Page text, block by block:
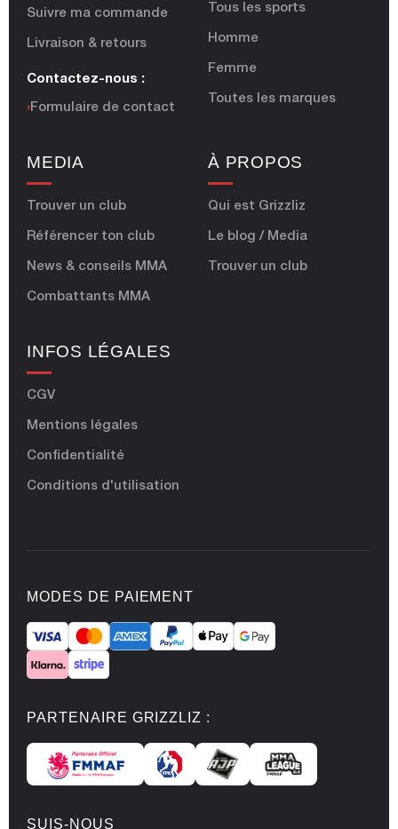
Suivre ma commande
Livraison & retours
Contactez-nous :
›Formulaire de contact
Tous les sports
Homme
Femme
Toutes les marques
MEDIA
Trouver un club
Référencer ton club
News & conseils MMA
Combattants MMA
À PROPOS
Qui est Grizzliz
Le blog / Media
Trouver un club
INFOS LÉGALES
CGV
Mentions légales
Confidentialité
Conditions d'utilisation
MODES DE PAIEMENT
PARTENAIRE GRIZZLIZ :
SUIS-NOUS